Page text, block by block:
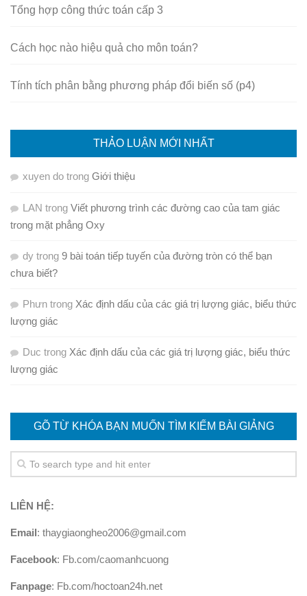
Tổng hợp công thức toán cấp 3
Cách học nào hiệu quả cho môn toán?
Tính tích phân bằng phương pháp đổi biến số (p4)
THẢO LUẬN MỚI NHẤT
xuyen do trong Giới thiệu
LAN trong Viết phương trình các đường cao của tam giác
trong mặt phẳng Oxy
dy trong 9 bài toán tiếp tuyến của đường tròn có thể bạn
chưa biết?
Phưn trong Xác định dấu của các giá trị lượng giác, biểu thức
lượng giác
Duc trong Xác định dấu của các giá trị lượng giác, biểu thức
lượng giác
GÕ TỪ KHÓA BẠN MUỐN TÌM KIẾM BÀI GIẢNG
LIÊN HỆ:
Email: thaygiaongheo2006@gmail.com
Facebook: Fb.com/caomanhcuong
Fanpage: Fb.com/hoctoan24h.net